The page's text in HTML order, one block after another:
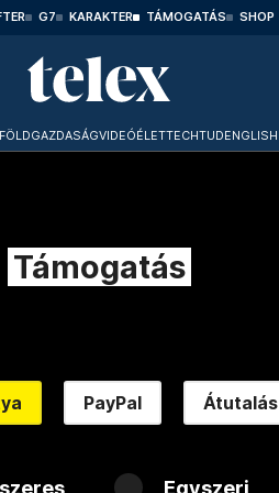
G7 KARAKTER TÁMOGATÁS SHOP
GAZDASÁGVIDEÓÉLETTECHTUDENGLISH
Támogatás
PayPal Átutalás
Egyszeri